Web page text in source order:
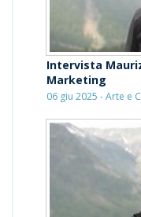
Intervista
Marketing
06 giu 2025 - Arte e